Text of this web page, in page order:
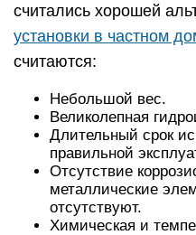
считались хорошей
установки в частном
считаются:
Небольшой вес.
Великолепная
Длительный срок
правильной
Отсутствие
металлические
отсутствуют.
Химическая и